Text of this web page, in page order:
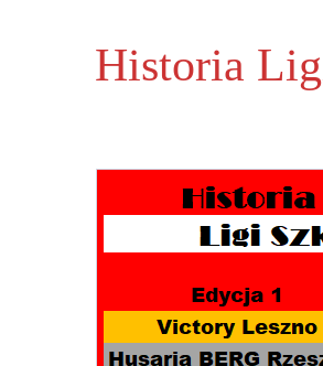
Historia